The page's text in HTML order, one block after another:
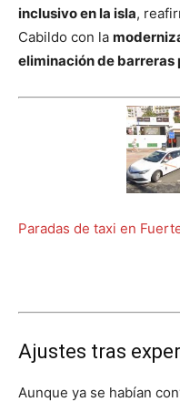
inclusivo en la isla,
Cabildo con la
eliminación de barreras
Paradas de taxi en
Ajustes tras
Aunque ya se habían